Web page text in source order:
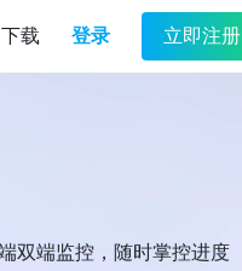
下载 登录 立即注册
双端监控，随时掌控进度